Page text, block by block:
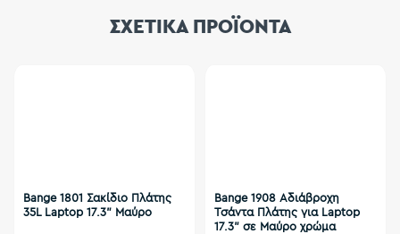
ΣΧΕΤΙΚΑ ΠΡΟΪΟΝΤΑ
Bange 1801 Σακίδιο Πλάτης
35L Laptop 17.3” Μαύρο
Bange 1908 Αδιάβροχη
Τσάντα Πλάτης για Laptop
17.3" σε Μαύρο χρώμα